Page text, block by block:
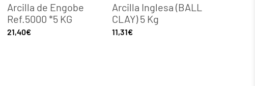
Arcilla de Engobe
Ref.5000 *5 KG
21,40€
Arcilla Inglesa (BALL
CLAY) 5 Kg
11,31€